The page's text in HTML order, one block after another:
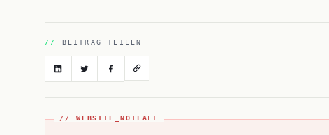
BEITRAG TEILEN
// WEBSITE_NOTFALL